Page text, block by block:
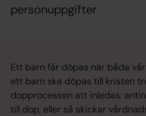
personuppgifter
Ett barn får döpas när båda
ett barn ska döpas till kristen
dopprocessen att inledas:
till dop, eller så skickar